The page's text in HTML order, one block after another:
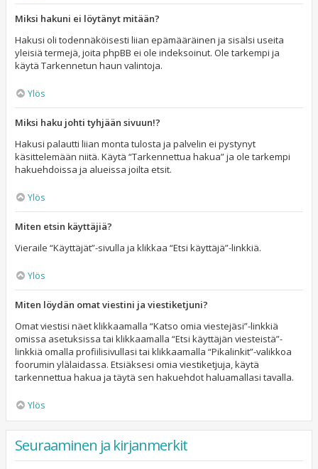
Miksi hakuni ei löytänyt mitään?
Hakusi oli todennäköisesti liian epämääräinen ja sisälsi useita
yleisiä termejä, joita phpBB ei ole indeksoinut. Ole tarkempi ja
käytä Tarkennetun haun valintoja.
Ylös
Miksi haku johti tyhjään sivuun!?
Hakusi palautti liian monta tulosta ja palvelin ei pystynyt
käsittelemään niitä. Käytä “Tarkennettua hakua” ja ole tarkempi
hakuehdoissa ja alueissa joilta etsit.
Ylös
Miten etsin käyttäjiä?
Vieraile “Käyttäjät”-sivulla ja klikkaa “Etsi käyttäjä”-linkkiä.
Ylös
Miten löydän omat viestini ja viestiketjuni?
Omat viestisi näet klikkaamalla “Katso omia viestejäsi”-linkkiä
omissa asetuksissa tai klikkaamalla “Etsi käyttäjän viesteistä”-
linkkiä omalla profiilisivullasi tai klikkaamalla “Pikalinkit”-valikkoa
foorumin ylälaidassa. Etsiäksesi omia viestiketjuja, käytä
tarkennettua hakua ja täytä sen hakuehdot haluamallasi tavalla.
Ylös
Seuraaminen ja kirjanmerkit